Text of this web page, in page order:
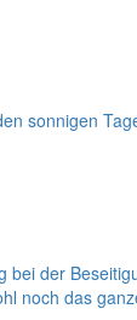
sonnigen
bei der
noch das